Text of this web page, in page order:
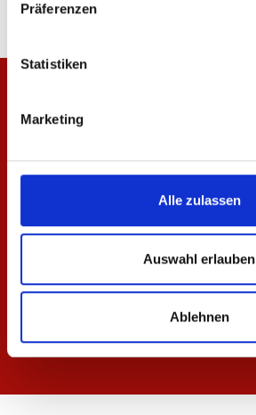
Präferenzen
Statistiken
Marketing
Alle zulassen
Auswahl erlauben
Ablehnen